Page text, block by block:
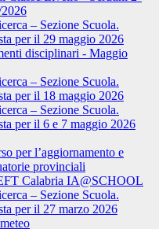
– Sezione Scuola.
per il 29 maggio 2026
disciplinari - Maggio
– Sezione Scuola.
per il 18 maggio 2026
– Sezione Scuola.
per il 6 e 7 maggio 2026
per l’aggiornamento e
provinciali
Calabria IA@SCHOOL
– Sezione Scuola.
per il 27 marzo 2026